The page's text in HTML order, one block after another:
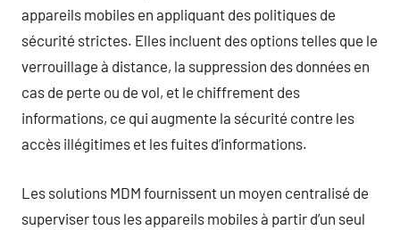
appareils mobiles en appliquant des politiques de
sécurité strictes. Elles incluent des options telles que le
verrouillage à distance, la suppression des données en
cas de perte ou de vol, et le chiffrement des
informations, ce qui augmente la sécurité contre les
accès illégitimes et les fuites d’informations.
Les solutions MDM fournissent un moyen centralisé de
superviser tous les appareils mobiles à partir d’un seul